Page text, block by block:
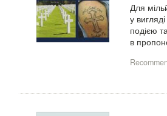
Для
у
подією
в